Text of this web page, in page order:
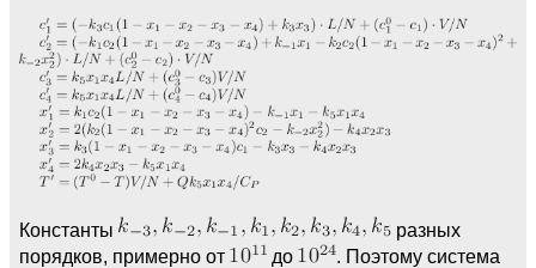
Константы
разных
порядков, примерно от
до
. Поэтому система